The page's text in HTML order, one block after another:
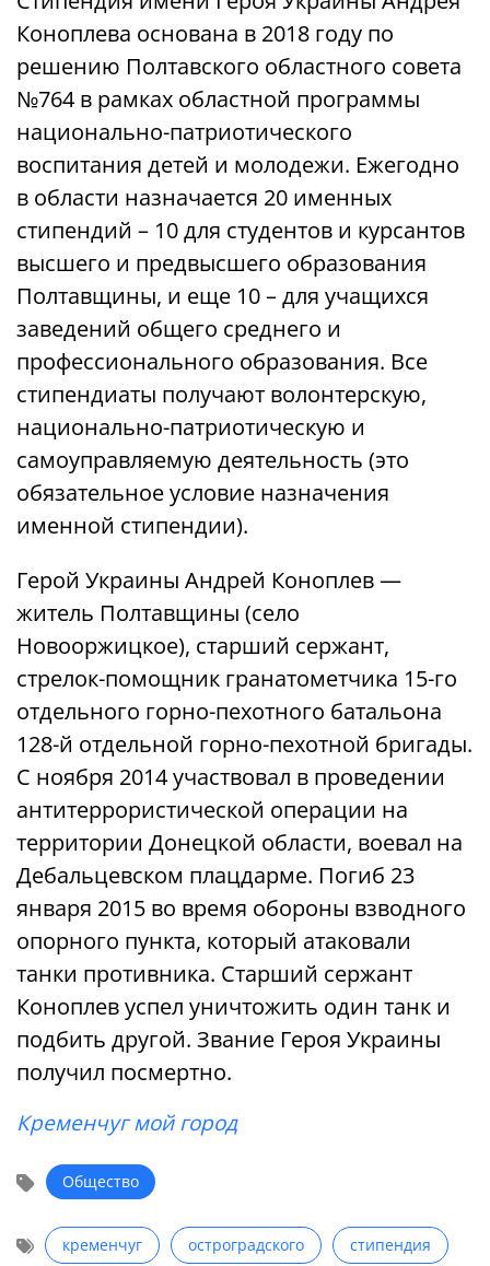
Коноплева основана в 2018 году по
решению Полтавского областного совета
№764 в рамках областной программы
национально-патриотического
воспитания детей и молодежи. Ежегодно
в области назначается 20 именных
стипендий – 10 для студентов и курсантов
высшего и предвысшего образования
Полтавщины, и еще 10 – для учащихся
заведений общего среднего и
профессионального образования. Все
стипендиаты получают волонтерскую,
национально-патриотическую и
самоуправляемую деятельность (это
обязательное условие назначения
именной стипендии).
Герой Украины Андрей Коноплев —
житель Полтавщины (село
Новооржицкое), старший сержант,
стрелок-помощник гранатометчика 15-го
отдельного горно-пехотного батальона
128-й отдельной горно-пехотной бригады.
С ноября 2014 участвовал в проведении
антитеррористической операции на
территории Донецкой области, воевал на
Дебальцевском плацдарме. Погиб 23
января 2015 во время обороны взводного
опорного пункта, который атаковали
танки противника. Старший сержант
Коноплев успел уничтожить один танк и
подбить другой. Звание Героя Украины
получил посмертно.
Кременчуг мой город
Общество
кременчуг остроградского стипендия